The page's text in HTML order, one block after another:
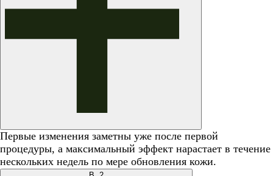
Первые изменения заметны уже после первой
процедуры, а максимальный эффект нарастает в течение
нескольких недель по мере обновления кожи.